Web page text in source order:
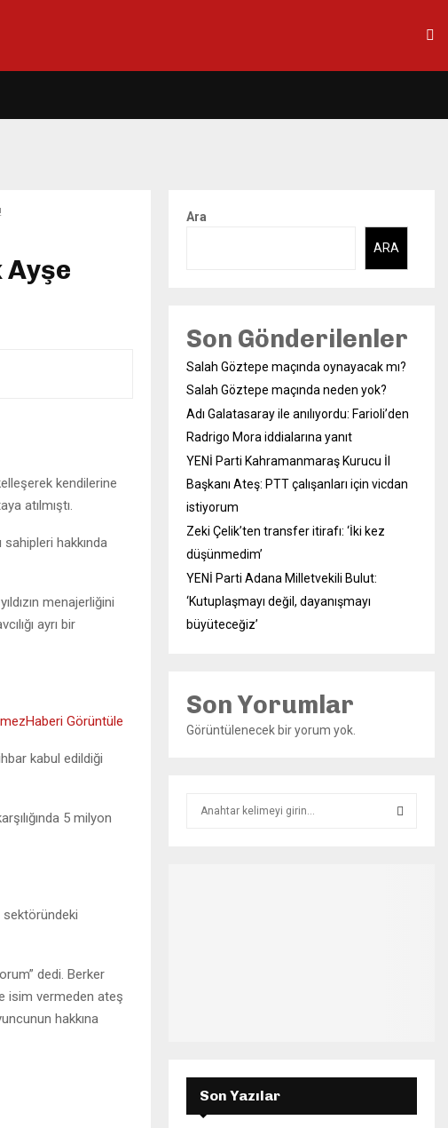
Ayşe
kendilerine
atılmıştı.
hakkında
menajerliğini
ayrı bir
Haberi Görüntüle
kabul edildiği
5 milyon
sektöründeki
dedi. Berker
isim vermeden ateş
hakkına
Ara
ARA
Son Gönderilenler
Salah Göztepe maçında oynayacak mı?
Salah Göztepe maçında neden yok?
Adı Galatasaray ile anılıyordu: Farioli’den
Radrigo Mora iddialarına yanıt
YENİ Parti Kahramanmaraş Kurucu İl
Başkanı Ateş: PTT çalışanları için vicdan
istiyorum
Zeki Çelik’ten transfer itirafı: ‘İki kez
düşünmedim’
YENİ Parti Adana Milletvekili Bulut:
‘Kutuplaşmayı değil, dayanışmayı
büyüteceğiz’
Son Yorumlar
Görüntülenecek bir yorum yok.
Son Yazılar